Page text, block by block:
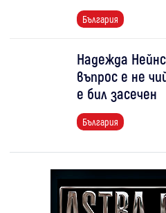
България
Надежда
въпрос е не
е бил засечен
България